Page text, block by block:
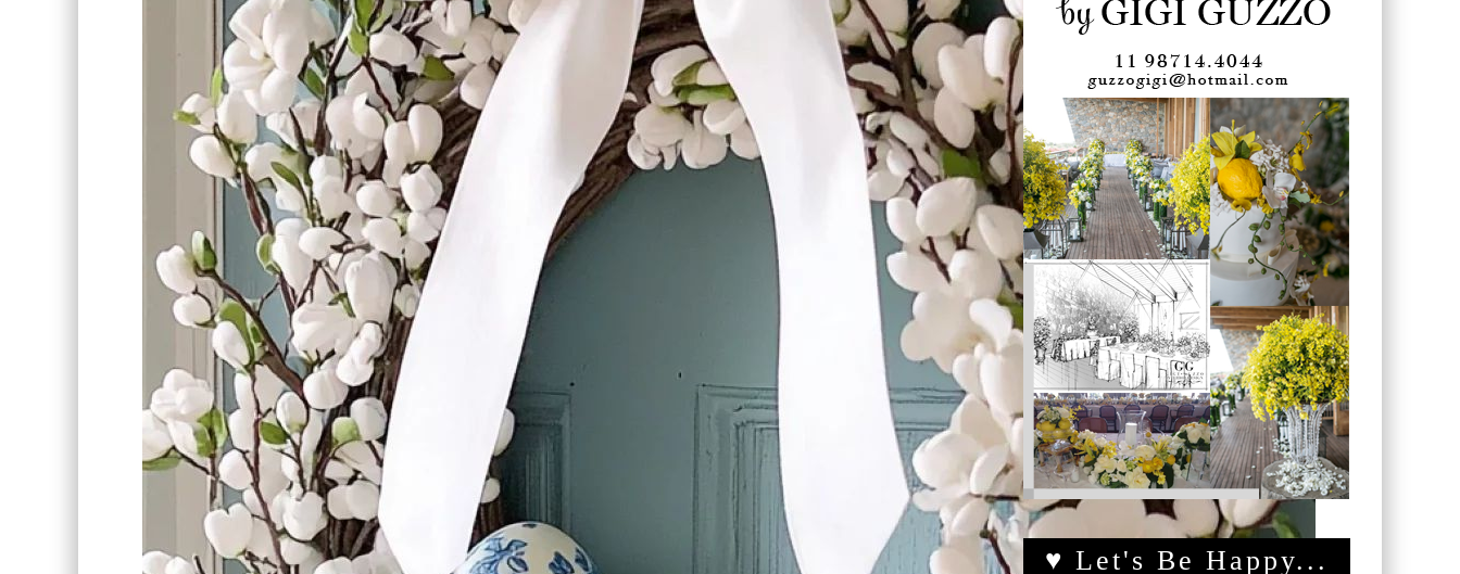
♥ Let's Be Happy...